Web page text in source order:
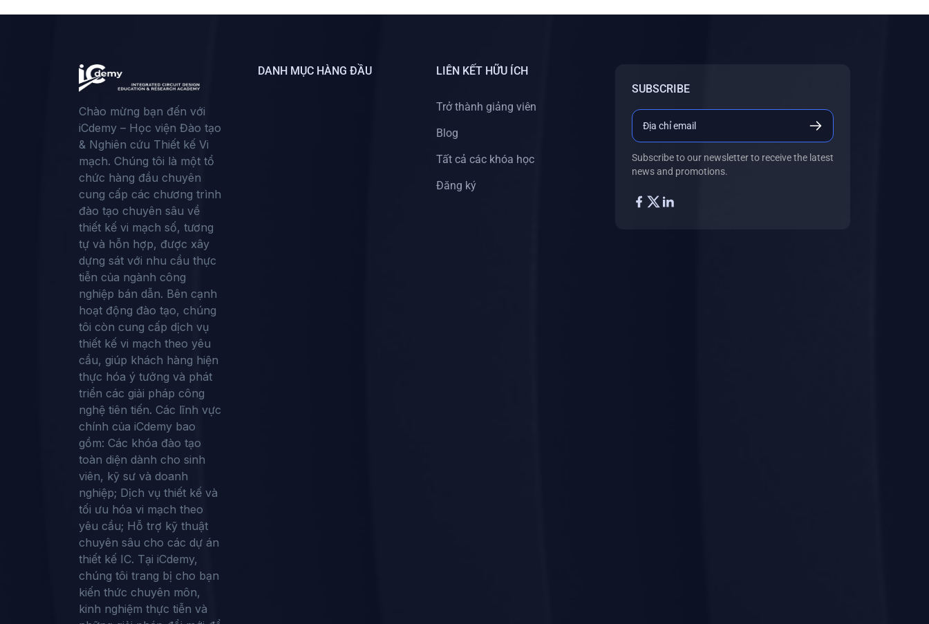
Chào mừng bạn đến với
iCdemy – Học viện Đào tạo
& Nghiên cứu Thiết kế Vi
mạch. Chúng tôi là một tổ
chức hàng đầu chuyên
cung cấp các chương trình
đào tạo chuyên sâu về
thiết kế vi mạch số, tương
tự và hỗn hợp, được xây
dựng sát với nhu cầu thực
tiễn của ngành công
nghiệp bán dẫn. Bên cạnh
hoạt động đào tạo, chúng
tôi còn cung cấp dịch vụ
thiết kế vi mạch theo yêu
cầu, giúp khách hàng hiện
thực hóa ý tưởng và phát
triển các giải pháp công
nghệ tiên tiến. Các lĩnh vực
chính của iCdemy bao
gồm: Các khóa đào tạo
toàn diện dành cho sinh
viên, kỹ sư và doanh
nghiệp; Dịch vụ thiết kế và
tối ưu hóa vi mạch theo
yêu cầu; Hỗ trợ kỹ thuật
chuyên sâu cho các dự án
thiết kế IC. Tại iCdemy,
chúng tôi trang bị cho bạn
kiến thức chuyên môn,
kinh nghiệm thực tiễn và
DANH MỤC HÀNG ĐẦU LIÊN KẾT HỮU ÍCH
Trở thành giảng viên
Blog
Tất cả các khóa học
Đăng ký
SUBSCRIBE
Subscribe to our newsletter to receive the latest
news and promotions.